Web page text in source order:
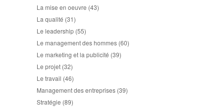
La mise en oeuvre (43)
La qualité (31)
Le leadership (55)
Le management des hommes (60)
Le marketing et la publicité (39)
Le projet (32)
Le travail (46)
Management des entreprises (39)
Stratégie (89)